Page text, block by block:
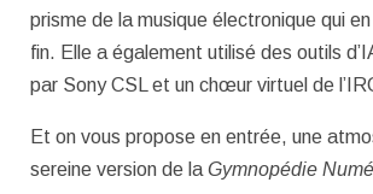
prisme de la musique électronique qui
fin. Elle a également utilisé des outils
par Sony CSL et un chœur virtuel de
Et on vous propose en entrée, une
sereine version de la Gymnopédie